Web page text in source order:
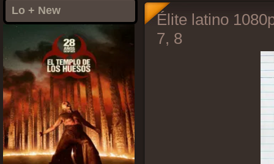
Lo + New
Élite latino
7, 8